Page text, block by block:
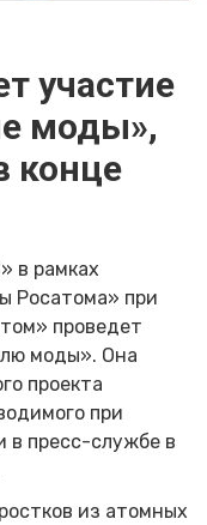
участие
моды»,
конце
в рамках
Росатома» при
проведет
моды». Она
проекта
при
в пресс-службе в
из атомных